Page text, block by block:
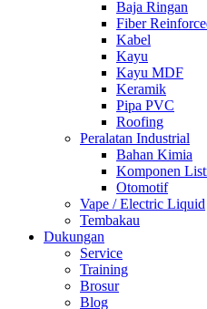
Baja Ringan
Fiber
Kabel
Kayu
Kayu MDF
Keramik
Pipa PVC
Roofing
Peralatan Industrial
Bahan Kimia
Komponen
Otomotif
Vape / Electric Liquid
Tembakau
Dukungan
Service
Training
Brosur
Blog